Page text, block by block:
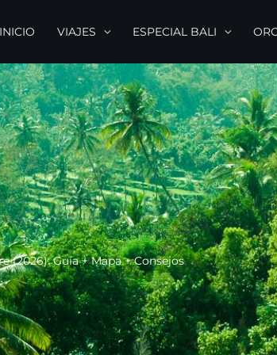
INICIO VIAJES ESPECIAL BALI
(2026): Guía + Mapa + Consejos